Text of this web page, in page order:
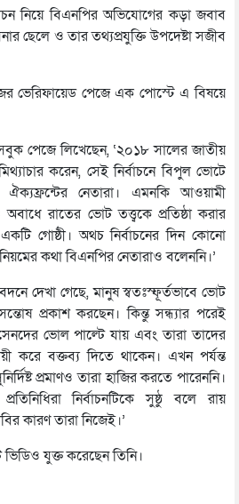
নিয়ে বিএনপির অভিযোগের কড়া জবাব
ছেলে ও তার তথ্যপ্রযুক্তি উপদেষ্টা সজীব
ভেরিফায়েড পেজে এক পোস্টে এ বিষয়ে
পেজে লিখেছেন, ‘২০১৮ সালের জাতীয়
করেন, সেই নির্বাচনে বিপুল ভোটে
নেতারা। এমনকি আওয়ামী
রাতের ভোট তত্ত্বকে প্রতিষ্ঠা করার
একটি গোষ্ঠী। অথচ নির্বাচনের দিন কোনো
কথা বিএনপির নেতারাও বলেননি।’
দেখা গেছে, মানুষ স্বতঃস্ফূর্তভাবে ভোট
প্রকাশ করছেন। কিন্তু সন্ধ্যার পরেই
ভোল পাল্টে যায় এবং তারা তাদের
করে বক্তব্য দিতে থাকেন। এখন পর্যন্ত
প্রমাণও তারা হাজির করতে পারেননি।
নির্বাচনটিকে সুষ্ঠু বলে রায়
কারণ তারা নিজেই।’
যুক্ত করেছেন তিনি।